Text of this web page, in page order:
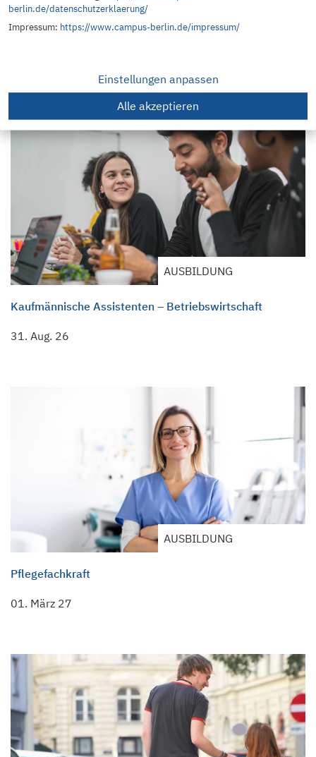
berlin.de/datenschutzerklaerung/
Impressum: https://www.campus-berlin.de/impressum/
Einstellungen anpassen
Alle akzeptieren
AUSBILDUNG
AUSBILDUNG
Kaufmännische Assistenten – Betriebswirtschaft
31. Aug. 26
AUSBILDUNG
Pflegefachkraft
01. März 27